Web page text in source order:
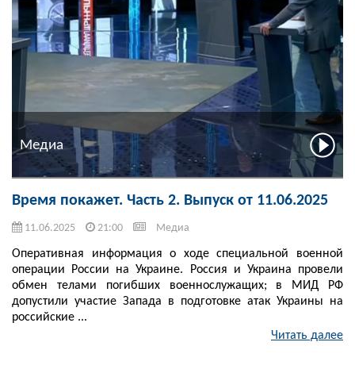
Медиа
Время покажет. Часть 2. Выпуск от 11.06.2025
11.06.2025 21:00 Медиа
Оперативная информация о ходе специальной военной
операции России на Украине. Россия и Украина провели
обмен телами погибших военнослужащих; в МИД РФ
допустили участие Запада в подготовке атак Украины на
российские ...
Читать далее